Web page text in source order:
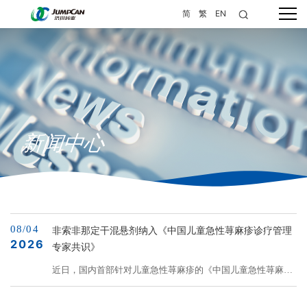
简 繁 EN
新闻中心
08/04
2026
非索非那定干混悬剂纳入《中国儿童急性荨麻疹诊疗管理
专家共识》
近日，国内首部针对儿童急性荨麻疹的《中国儿童急性荨麻疹